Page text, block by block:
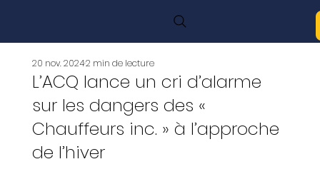
L’ACQ lance un cri d’alarme
sur les dangers des «
Chauffeurs inc. » à l’approche
de l’hiver
20 nov. 20242 min de lecture